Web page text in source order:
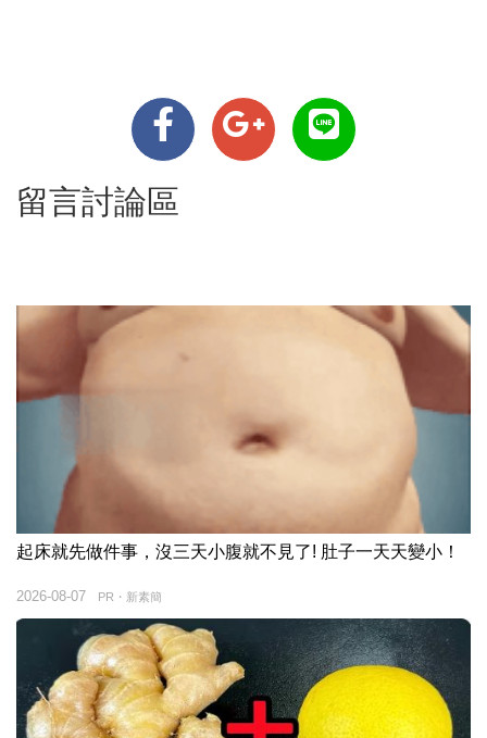
留言討論區
起床就先做件事，沒三天小腹就不見了! 肚子一天天變小！
PR・新素簡
2026-08-07